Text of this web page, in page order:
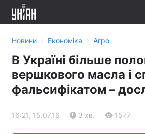
Новини › Економіка › Агро
В Україні більше
вершкового масла і
фальсифікатом –
16:21, 15.07.16 3 хв. 1577